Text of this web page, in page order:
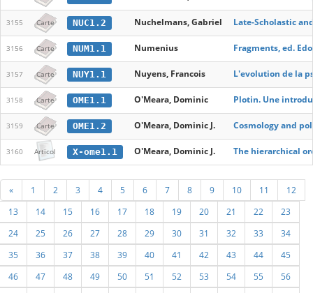
3155 Carte NUC1.2 Nuchelmans, Gabriel Late-Scholastic
3156 Carte NUM1.1 Numenius Fragments, ed.
3157 Carte NUY1.1 Nuyens, Francois L'evolution de la
3158 Carte OME1.1 O'Meara, Dominic Plotin. Une
3159 Carte OME1.2 O'Meara, Dominic J. Cosmology and
3160 Articol X-ome1.1 O'Meara, Dominic J. The hierarchical
« 1 2 3 4 5 6 7 8 9 10 11
12
13
14 15 16 17 18 19 20 21 22
23
24
25 26 27 28 29 30 31 32 33
34
35
36 37 38 39 40 41 42 43 44
45
46
47 48 49 50 51 52 53 54 55
56